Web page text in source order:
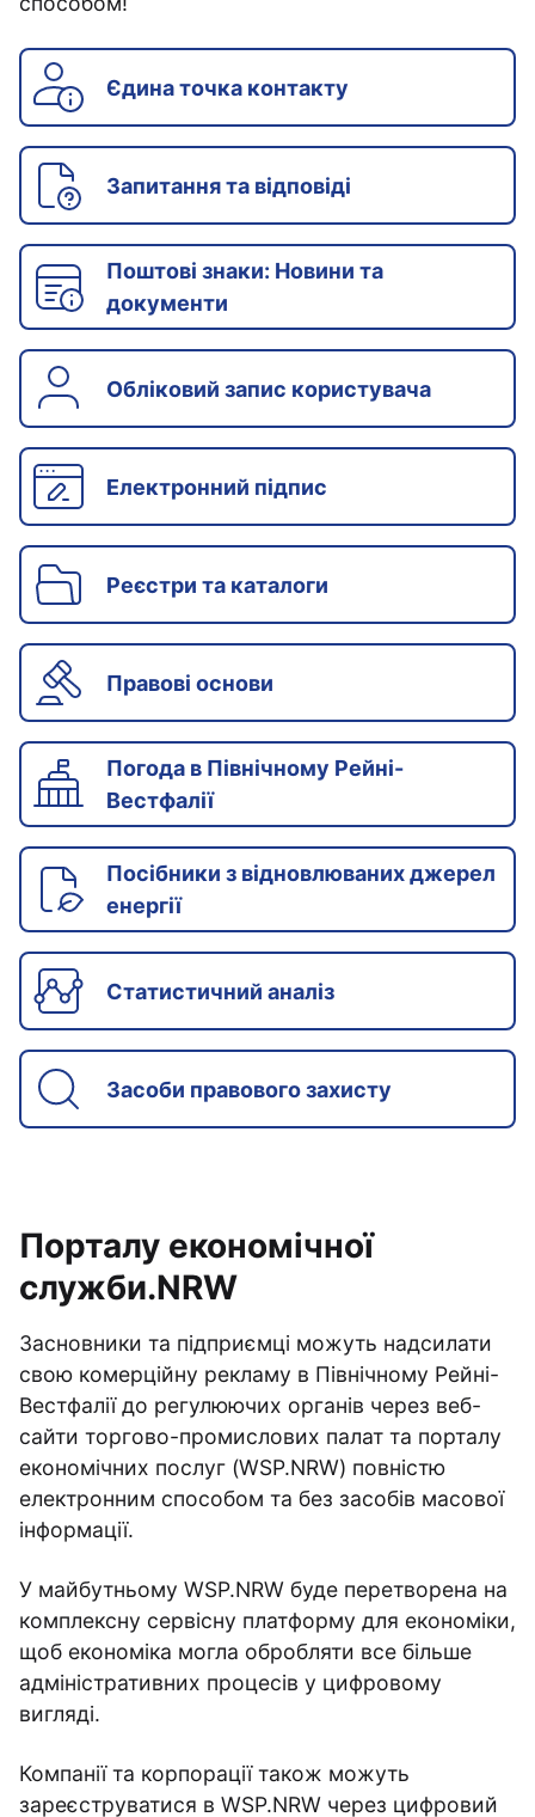
Єдина точка контакту
Запитання та відповіді
Поштові знаки: Новини та
документи
Обліковий запис користувача
Електронний підпис
Реєстри та каталоги
Правові основи
Погода в Північному Рейні-
Вестфалії
Посібники з відновлюваних джерел
енергії
Статистичний аналіз
Засоби правового захисту
Порталу економічної
служби.NRW
Засновники та підприємці можуть надсилати
свою комерційну рекламу в Північному Рейні-
Вестфалії до регулюючих органів через веб-
сайти торгово-промислових палат та порталу
економічних послуг (WSP.NRW) повністю
електронним способом та без засобів масової
інформації.
У майбутньому WSP.NRW буде перетворена на
комплексну сервісну платформу для економіки,
щоб економіка могла обробляти все більше
адміністративних процесів у цифровому
вигляді.
Компанії та корпорації також можуть
зареєструватися в WSP.NRW через цифровий